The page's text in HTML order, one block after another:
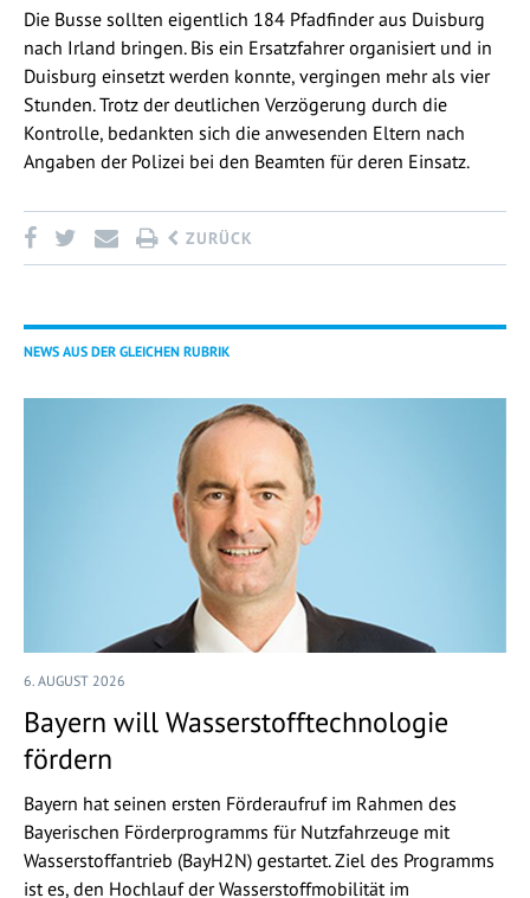
Die Busse sollten eigentlich 184 Pfadfinder aus Duisburg
nach Irland bringen. Bis ein Ersatzfahrer organisiert und in
Duisburg einsetzt werden konnte, vergingen mehr als vier
Stunden. Trotz der deutlichen Verzögerung durch die
Kontrolle, bedankten sich die anwesenden Eltern nach
Angaben der Polizei bei den Beamten für deren Einsatz.
ZURÜCK
NEWS AUS DER GLEICHEN RUBRIK
6. AUGUST 2026
Bayern will Wasserstofftechnologie
fördern
Bayern hat seinen ersten Förderaufruf im Rahmen des
Bayerischen Förderprogramms für Nutzfahrzeuge mit
Wasserstoffantrieb (BayH2N) gestartet. Ziel des Programms
ist es, den Hochlauf der Wasserstoffmobilität im